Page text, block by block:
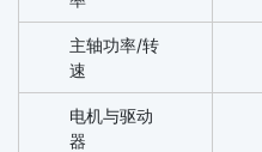
主轴功率/转
速
电机与驱动
器